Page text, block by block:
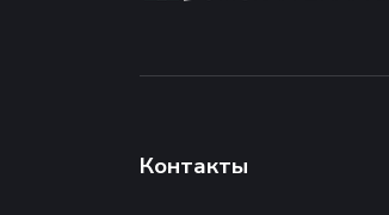
Контакты